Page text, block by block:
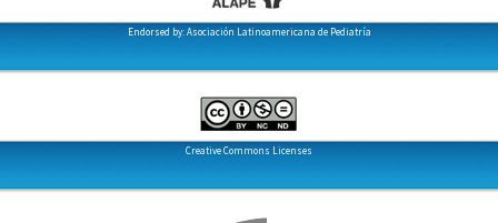
Endorsed by: Asociación Latinoamericana de Pediatría
Creative Commons Licenses